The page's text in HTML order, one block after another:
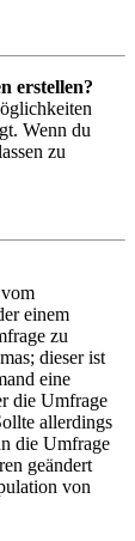
erstellen?
Wenn du
zu
einem
zu
dieser ist
eine
die Umfrage
allerdings
die Umfrage
geändert
von